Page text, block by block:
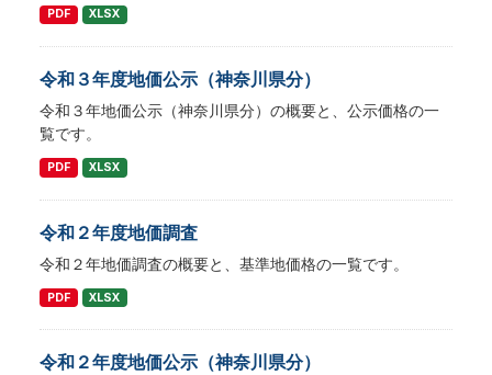
PDF XLSX
令和３年度地価公示（神奈川県分）
令和３年地価公示（神奈川県分）の概要と、公示価格の一
覧です。
PDF XLSX
令和２年度地価調査
令和２年地価調査の概要と、基準地価格の一覧です。
PDF XLSX
令和２年度地価公示（神奈川県分）